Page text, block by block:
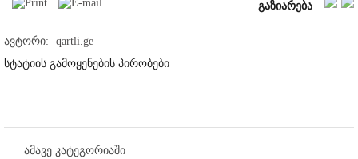
გაზიარება
ავტორი:
qartli.ge
სტატიის გამოყენების პირობები
ამავე კატეგორიაში